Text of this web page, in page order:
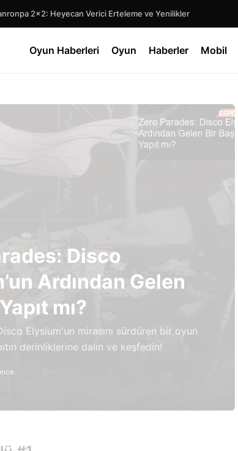
2×2: Heyecan Verici Erteleme ve Yenilikler
Oyun Haberleri Oyun Haberler Mobil
Disco
Ardından Gelen
mı?
Elysium'un mirasını sürdüren bir oyun
derinliklerine dalın ve keşfedin!